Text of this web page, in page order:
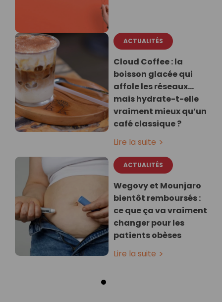
ACTUALITÉS
Cloud Coffee : la
boisson glacée qui
affole les réseaux…
mais hydrate-t-elle
vraiment mieux qu’un
café classique ?
Lire la suite
ACTUALITÉS
Wegovy et Mounjaro
bientôt remboursés :
ce que ça va vraiment
changer pour les
patients obèses
Lire la suite